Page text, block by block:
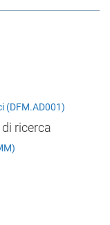
(DFM.AD001)
ricerca